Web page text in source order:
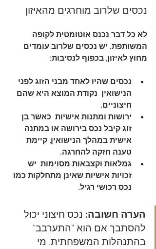
נכסים שלרוב מוחרגים מהאיזון
לא כל דבר נכנס אוטומטית לקופה
המשותפת. יש נכסים שלרוב עומדים
מחוץ לאיזון, בכפוף לנסיבות:
נכסים שהיו לאחד מבני הזוג לפני
הנישואין
  נקודת המוצא היא שהם
חיצוניים.
ירושות ומתנות אישיות
  כאשר בן
זוג קיבל נכס בירושה או במתנה
אישית במהלך הנישואין, קיימת
טענה חזקה להחרגה.
גמלאות וקצבאות מסוימות
  יש
זכויות אישיות שאינן מתחלקות כמו
נכס רכושי רגיל.
הערה חשובה: נכס חיצוני יכול
להסתבך אם הוא "התערבב"
בהתנהלות המשפחתית. מי